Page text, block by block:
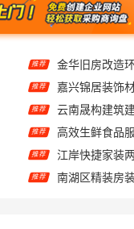
推荐 金华旧房改造
推荐
推荐 云南晟构建筑
推荐
推荐 江岸快捷家装
推荐